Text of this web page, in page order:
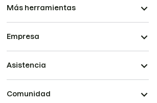
Más herramientas
Empresa
Asistencia
Comunidad